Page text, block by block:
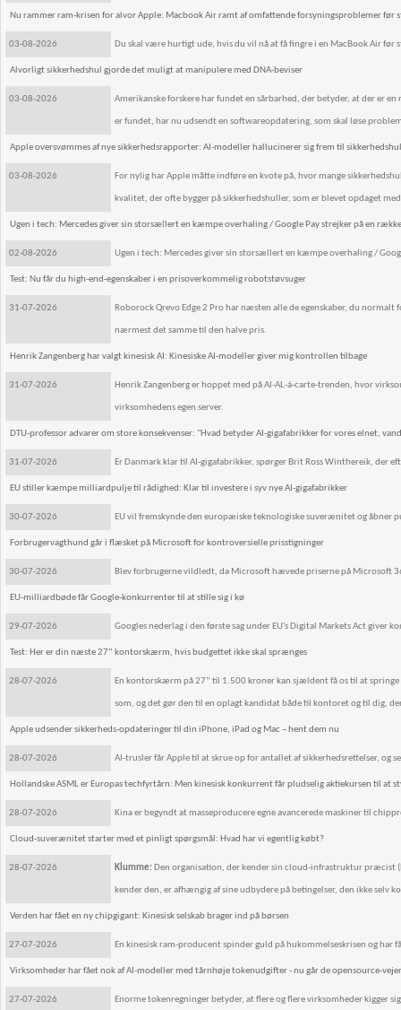
Nu rammer ram-krisen for alvor Apple: Macbook Air ramt af omfattende forsyningsproblemer før
03-08-2026 Du skal være hurtigt ude, hvis du vil nå at få fingre i en MacBook Air
Alvorligt sikkerhedshul gjorde det muligt at manipulere med DNA-beviser
03-08-2026 Amerikanske forskere har fundet en sårbarhed, der betyder, at der er
er fundet, har nu udsendt en softwareopdatering, som skal løse
Apple oversvømmes af nye sikkerhedsrapporter: AI-modeller hallucinerer sig frem til
03-08-2026 For nylig har Apple måtte indføre en kvote på, hvor mange
kvalitet, der ofte bygger på sikkerhedshuller, som er blevet opdaget
Ugen i tech: Mercedes giver sin storsællert en kæmpe overhaling / Google Pay strejker på en
02-08-2026 Ugen i tech: Mercedes giver sin storsællert en kæmpe overhaling /
Test: Nu får du high-end-egenskaber i en prisoverkommelig robotstøvsuger
31-07-2026 Roborock Qrevo Edge 2 Pro har næsten alle de egenskaber, du
nærmest det samme til den halve pris.
Henrik Zangenberg har valgt kinesisk AI: Kinesiske AI-modeller giver mig kontrollen tilbage
31-07-2026 Henrik Zangenberg er hoppet med på AI-AL-á-carte-trenden, hvor
virksomhedens egen server.
DTU-professor advarer om store konsekvenser: "Hvad betyder AI-gigafabrikker for vores elnet,
31-07-2026 Er Danmark klar til AI-gigafabrikker, spørger Brit Ross Winthereik, der
EU stiller kæmpe milliardpulje til rådighed: Klar til investere i syv nye AI-gigafabrikker
30-07-2026 EU vil fremskynde den europæiske teknologiske suverænitet og åbner
Forbrugervagthund går i flæsket på Microsoft for kontroversielle prisstigninger
30-07-2026 Blev forbrugerne vildledt, da Microsoft hævede priserne på Microsoft
EU-milliardbøde får Google-konkurrenter til at stille sig i kø
29-07-2026 Googles nederlag i den første sag under EU's Digital Markets Act giver
Test: Her er din næste 27” kontorskærm, hvis budgettet ikke skal sprænges
28-07-2026 En kontorskærm på 27” til 1.500 kroner kan sjældent få os til at
som, og det gør den til en oplagt kandidat både til kontoret og til dig,
Apple udsender sikkerheds-opdateringer til din iPhone, iPad og Mac – hent dem nu
28-07-2026 AI-trusler får Apple til at skrue op for antallet af sikkerhedsrettelser, og
Hollandske ASML er Europas techfyrtårn: Men kinesisk konkurrent får pludselig aktiekursen til at
28-07-2026 Kina er begyndt at masseproducere egne avancerede maskiner til
Cloud-suverænitet starter med et pinligt spørgsmål: Hvad har vi egentlig købt?
28-07-2026 Klumme: Den organisation, der kender sin cloud-infrastruktur præcist
kender den, er afhængig af sine udbydere på betingelser, den ikke
Verden har fået en ny chipgigant: Kinesisk selskab brager ind på børsen
27-07-2026 En kinesisk ram-producent spinder guld på hukommelseskrisen og har
Virksomheder har fået nok af AI-modeller med tårnhøje tokenudgifter - nu går de opensource-
27-07-2026 Enorme tokenregninger betyder, at flere og flere virksomheder kigger